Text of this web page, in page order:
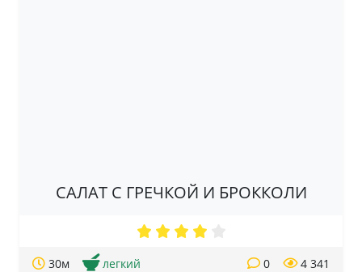
САЛАТ С ГРЕЧКОЙ И БРОККОЛИ
30м легкий 4 341
0